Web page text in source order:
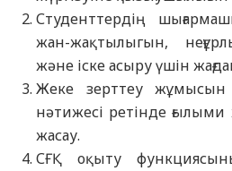
Студенттердің
жан-жақтылыгын,
және іске асыру үшін
Жеке зерттеу
нәтижесі ретінде
жасау.
СҒҚ оқыту